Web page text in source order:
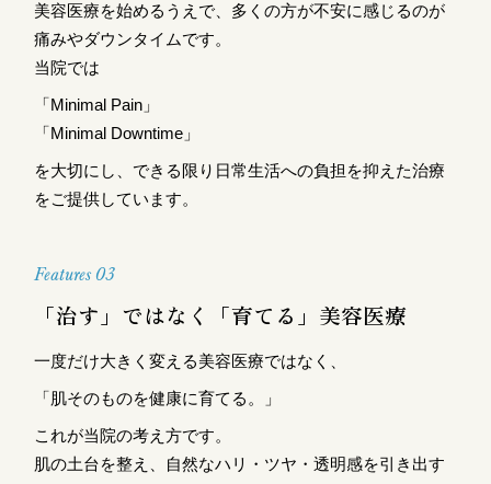
美容医療を始めるうえで、多くの方が不安に感じるのが
痛みやダウンタイムです。
当院では
「Minimal Pain」
「Minimal Downtime」
を大切にし、できる限り日常生活への負担を抑えた治療
をご提供しています。
Features 03
「治す」ではなく「育てる」美容医療
一度だけ大きく変える美容医療ではなく、
「肌そのものを健康に育てる。」
これが当院の考え方です。
肌の土台を整え、自然なハリ・ツヤ・透明感を引き出す